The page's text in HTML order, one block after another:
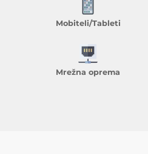
Mobiteli/Tableti
Mrežna oprema